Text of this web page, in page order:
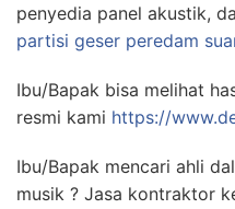
penyedia panel akustik,
partisi geser peredam
Ibu/Bapak bisa melihat
resmi kami https://
Ibu/Bapak mencari ahli
musik ? Jasa kontraktor